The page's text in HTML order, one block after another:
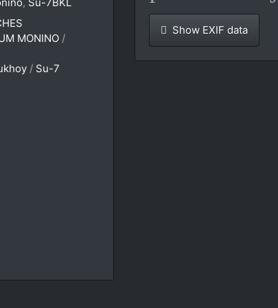
MONINO /
/ Su-7
Show EXIF data